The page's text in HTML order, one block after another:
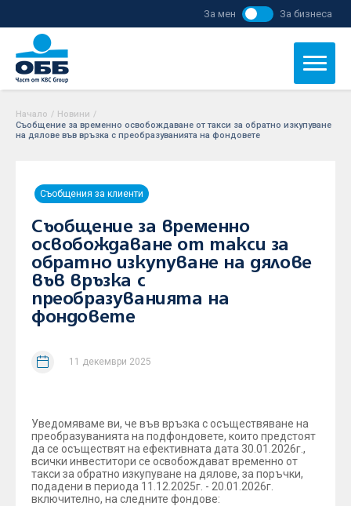
За мен За бизнеса
Начало / Новини /
Съобщение за временно освобождаване от такси за обратно изкупуване
на дялове във връзка с преобразуванията на фондовете
Съобщения за клиенти
Съобщение за временно
освобождаване от такси за
обратно изкупуване на дялове
във връзка с
преобразуванията на
фондовете
11 декември 2025
Уведомяваме ви, че във връзка с осъществяване на
преобразуванията на подфондовете, които предстоят
да се осъществят на ефективната дата 30.01.2026г.,
всички инвеститори се освобождават временно от
такси за обратно изкупуване на дялове, за поръчки,
подадени в периода 11.12.2025г. - 20.01.2026г.
включително, на следните фондове: